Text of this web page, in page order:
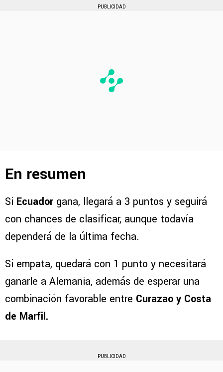
PUBLICIDAD
En resumen
Si Ecuador gana, llegará a 3 puntos y seguirá
con chances de clasificar, aunque todavía
dependerá de la última fecha.
Si empata, quedará con 1 punto y necesitará
ganarle a Alemania, además de esperar una
combinación favorable entre Curazao y Costa
de Marfil.
PUBLICIDAD